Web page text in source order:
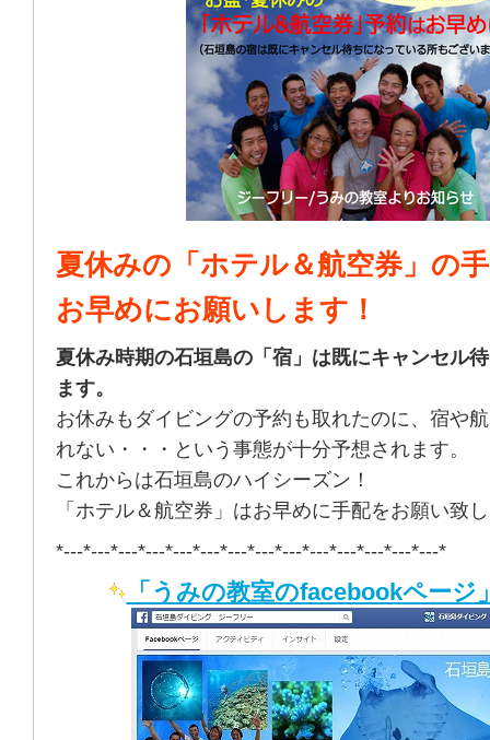
夏休みの「ホテル＆航空券」の
お早めにお願いします！
夏休み時期の石垣島の「宿」は既にキャンセル
ます。
お休みもダイビングの予約も取れたのに、宿や
れない・・・という事態が十分予想されます。
これからは石垣島のハイシーズン！
「ホテル＆航空券」はお早めに手配をお願い致
*---*---*---*---*---*---*---*---*---*---*---*---*---*---*
「うみの教室のfacebookページ